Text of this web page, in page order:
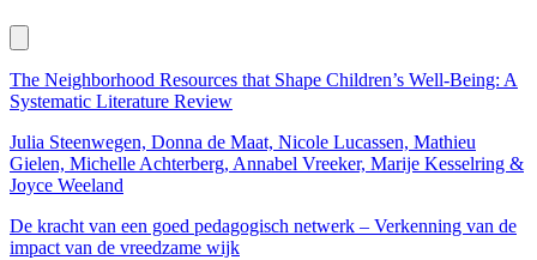
The Neighborhood Resources that Shape Children’s Well-Being: A
Systematic Literature Review
Julia Steenwegen, Donna de Maat, Nicole Lucassen, Mathieu
Gielen, Michelle Achterberg, Annabel Vreeker, Marije Kesselring &
Joyce Weeland
De kracht van een goed pedagogisch netwerk – Verkenning van de
impact van de vreedzame wijk